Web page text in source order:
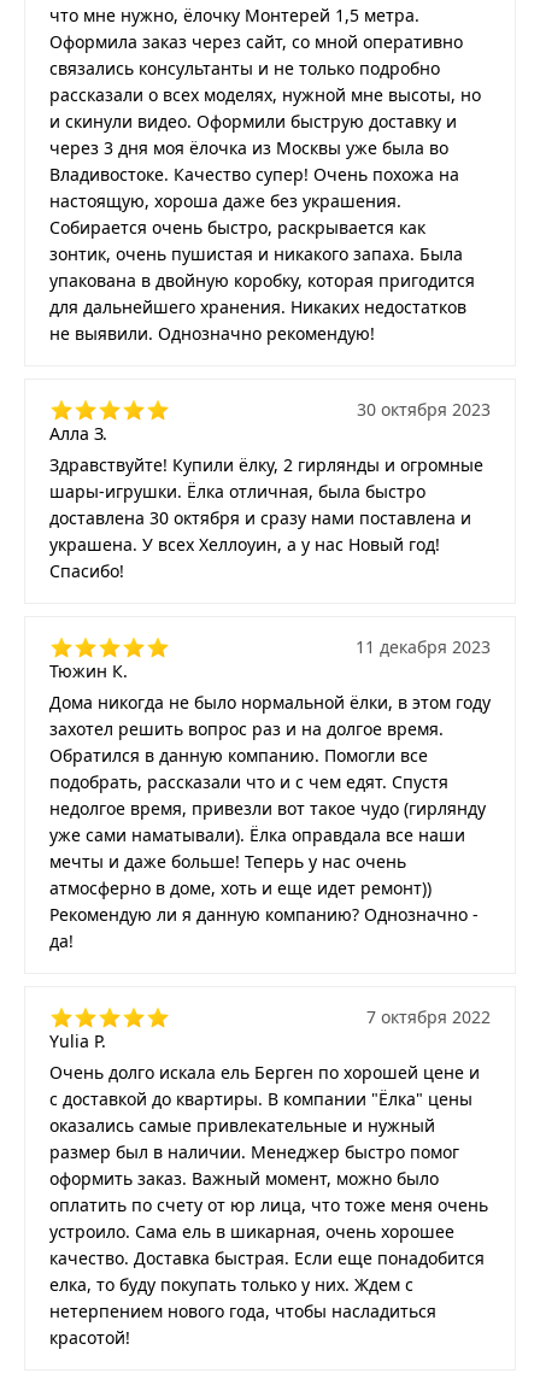
что мне нужно, ёлочку Монтерей 1,5 метра.
Оформила заказ через сайт, со мной оперативно
связались консультанты и не только подробно
рассказали о всех моделях, нужной мне высоты, но
и скинули видео. Оформили быструю доставку и
через 3 дня моя ёлочка из Москвы уже была во
Владивостоке. Качество супер! Очень похожа на
настоящую, хороша даже без украшения.
Собирается очень быстро, раскрывается как
зонтик, очень пушистая и никакого запаха. Была
упакована в двойную коробку, которая пригодится
для дальнейшего хранения. Никаких недостатков
не выявили. Однозначно рекомендую!
Алла З.
30 октября 2023
Здравствуйте! Купили ёлку, 2 гирлянды и огромные
шары-игрушки. Ёлка отличная, была быстро
доставлена 30 октября и сразу нами поставлена и
украшена. У всех Хеллоуин, а у нас Новый год!
Спасибо!
Тюжин К.
11 декабря 2023
Дома никогда не было нормальной ёлки, в этом году
захотел решить вопрос раз и на долгое время.
Обратился в данную компанию. Помогли все
подобрать, рассказали что и с чем едят. Спустя
недолгое время, привезли вот такое чудо (гирлянду
уже сами наматывали). Ёлка оправдала все наши
мечты и даже больше! Теперь у нас очень
атмосферно в доме, хоть и еще идет ремонт))
Рекомендую ли я данную компанию? Однозначно -
да!
Yulia P.
7 октября 2022
Очень долго искала ель Берген по хорошей цене и
с доставкой до квартиры. В компании "Ёлка" цены
оказались самые привлекательные и нужный
размер был в наличии. Менеджер быстро помог
оформить заказ. Важный момент, можно было
оплатить по счету от юр лица, что тоже меня очень
устроило. Сама ель в шикарная, очень хорошее
качество. Доставка быстрая. Если еще понадобится
елка, то буду покупать только у них. Ждем с
нетерпением нового года, чтобы насладиться
красотой!